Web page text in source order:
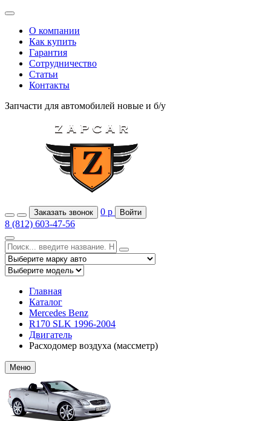
О компании
Как купить
Гарантия
Сотрудничество
Статьи
Контакты
Запчасти для автомобилей новые и б/у
Заказать звонок 0 р Войти
8 (812) 603-47-56
Главная
Каталог
Mercedes Benz
R170 SLK 1996-2004
Двигатель
Расходомер воздуха (массметр)
Меню